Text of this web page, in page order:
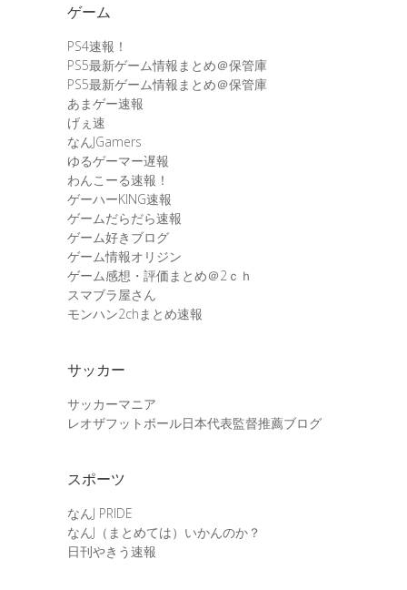
ゲーム
PS4速報！
PS5最新ゲーム情報まとめ＠保管庫
PS5最新ゲーム情報まとめ＠保管庫
あまゲー速報
げぇ速
なんJGamers
ゆるゲーマー遅報
わんこーる速報！
ゲーハーKING速報
ゲームだらだら速報
ゲーム好きブログ
ゲーム情報オリジン
ゲーム感想・評価まとめ＠2ｃｈ
スマブラ屋さん
モンハン2chまとめ速報
サッカー
サッカーマニア
レオザフットボール日本代表監督推薦ブログ
スポーツ
なんJ PRIDE
なんJ（まとめては）いかんのか？
日刊やきう速報